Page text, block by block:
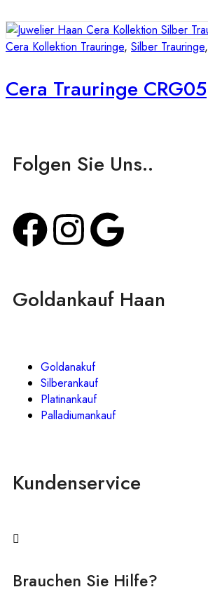
Cera Kollektion Trauringe, Silber Trauringe,
Cera Trauringe CRG05
Folgen Sie Uns..
Goldankauf Haan
Goldanakuf
Silberankauf
Platinankauf
Palladiumankauf
Kundenservice
Brauchen Sie Hilfe?